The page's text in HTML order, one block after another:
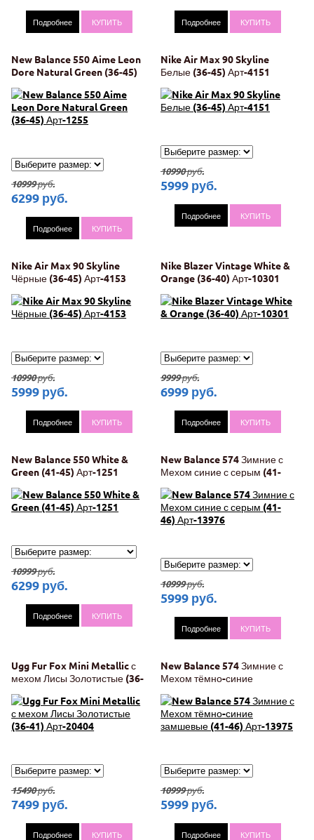
Подробнее КУПИТЬ Подробнее КУПИТЬ
New Balance 550 Aime Leon
Dore Natural Green (36-45)
10999руб.
6299 руб.
Подробнее КУПИТЬ
Nike Air Max 90 Skyline
Белые (36-45) Арт-4151
10990руб.
5999 руб.
Подробнее КУПИТЬ
Nike Air Max 90 Skyline
Чёрные (36-45) Арт-4153
10990руб.
5999 руб.
Подробнее КУПИТЬ
Nike Blazer Vintage White &
Orange (36-40) Арт-10301
9999руб.
6999 руб.
Подробнее КУПИТЬ
New Balance 550 White &
Green (41-45) Арт-1251
10999руб.
6299 руб.
Подробнее КУПИТЬ
New Balance 574 Зимние с
Мехом синие с серым (41-
10999руб.
5999 руб.
Подробнее КУПИТЬ
Ugg Fur Fox Mini Metallic с
мехом Лисы Золотистые (36-
15490руб.
7499 руб.
Подробнее КУПИТЬ
New Balance 574 Зимние с
Мехом тёмно-синие
10999руб.
5999 руб.
Подробнее КУПИТЬ